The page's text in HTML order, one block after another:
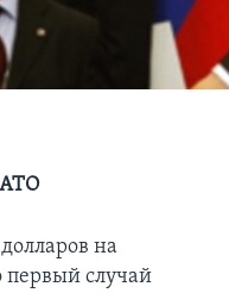
на
первый случай